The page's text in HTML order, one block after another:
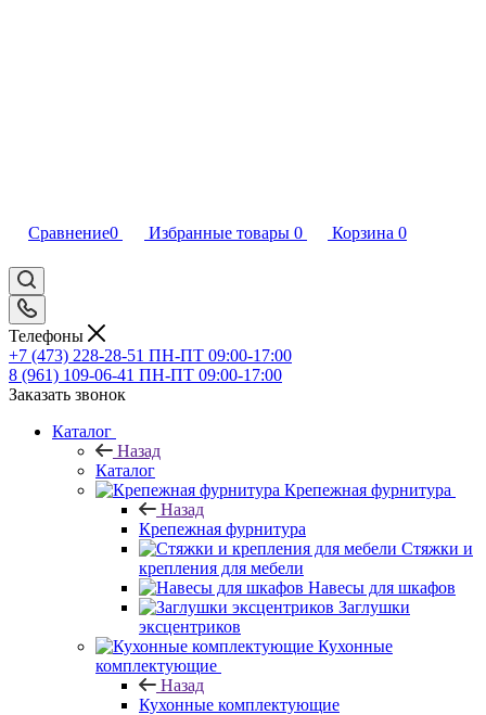
Сравнение0 Избранные товары 0 Корзина 0
Телефоны
+7 (473) 228-28-51 ПН-ПТ 09:00-17:00
8 (961) 109-06-41 ПН-ПТ 09:00-17:00
Заказать звонок
Каталог
Назад
Каталог
Крепежная фурнитура
Назад
Крепежная фурнитура
Стяжки и
крепления для мебели
Навесы для шкафов
Заглушки
эксцентриков
Кухонные
комплектующие
Назад
Кухонные комплектующие